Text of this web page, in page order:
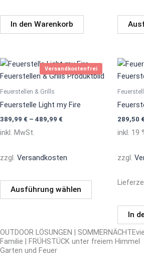
In den Warenkorb
Versandkostenfrei
Feuerstellen & Grills
Feuerstelle Light my Fire
389,99 € – 489,99 €
inkl. MwSt.
zzgl. Versandkosten
Ausführung wählen
Dieses
Produkt
289,50
inkl. 19
zzgl.
In
OUTDOOR LÖSUNGEN |
Familie | FRÜHSTÜCK unter freiem Himmel
Garten und Feuer